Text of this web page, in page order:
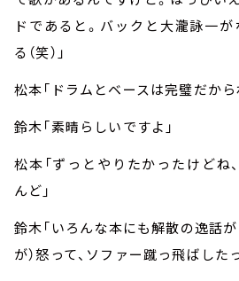
ドであると。バックと大瀧詠一
る（笑）」
松本「ドラムとベースは完璧だからね
鈴木「素晴らしいですよ」
松本「ずっとやりたかったけどね
んど」
鈴木「いろんな本にも解散の逸話が
が）怒って、ソファー蹴っ飛ばした